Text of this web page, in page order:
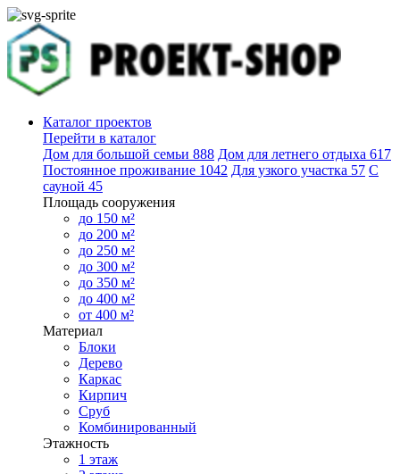
Каталог проектов
Перейти в каталог
Дом для большой семьи 888 Дом для летнего отдыха 617
Постоянное проживание 1042 Для узкого участка 57 С
сауной 45
Площадь сооружения
до 150 м²
до 200 м²
до 250 м²
до 300 м²
до 350 м²
до 400 м²
от 400 м²
Материал
Блоки
Дерево
Каркас
Кирпич
Сруб
Комбинированный
Этажность
1 этаж